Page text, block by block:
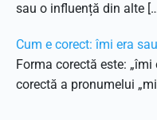
sau o influență din alte
Cum e corect: îmi era
Forma corectă este: „îmi
corectă a pronumelui